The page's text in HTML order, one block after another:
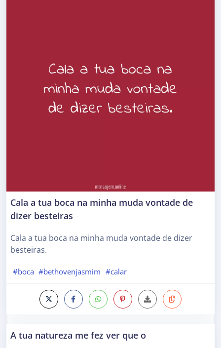
Cala a tua boca na minha muda vontade de
dizer besteiras
Cala a tua boca na minha muda vontade de dizer
besteiras.
#boca #bethovenjasmim #calar
A tua natureza me fez ver que o